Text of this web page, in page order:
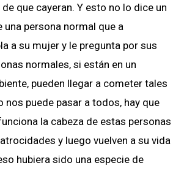
que cayeran. Y esto no lo dice un
una persona normal que a
a su mujer y le pregunta por sus
normales, si están en un
pueden llegar a cometer tales
nos puede pasar a todos, hay que
la cabeza de estas personas
y luego vuelven a su vida
hubiera sido una especie de